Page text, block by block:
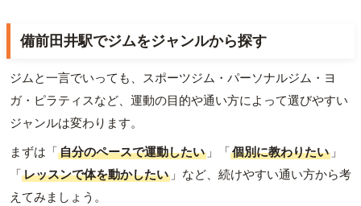
備前田井駅でジムをジャンルから探す
ジムと一言でいっても、スポーツジム・パーソナルジム・ヨ
ガ・ピラティスなど、運動の目的や通い方によって選びやすい
ジャンルは変わります。
まずは「自分のペースで運動したい 」「個別に教わりたい 」
「レッスンで体を動かしたい 」など、続けやすい通い方から考
えてみましょう。